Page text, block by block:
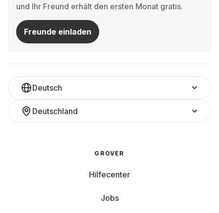
und Ihr Freund erhält den ersten Monat gratis.
Freunde einladen
Deutsch
Deutschland
GROVER
Hilfecenter
Jobs